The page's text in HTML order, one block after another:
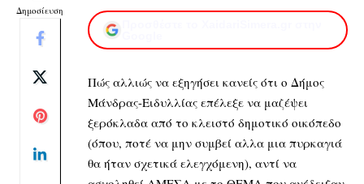
Δημοσίευση
Πώς αλλιώς να εξηγήσει κανείς ότι ο Δήμος
Μάνδρας-Ειδυλλίας επέλεξε να μαζέψει
ξερόκλαδα από το κλειστό δημοτικό οικόπεδο
(όπου, ποτέ να μην συμβεί αλλα μια πυρκαγιά
θα ήταν σχετικά ελεγχόμενη), αντί να